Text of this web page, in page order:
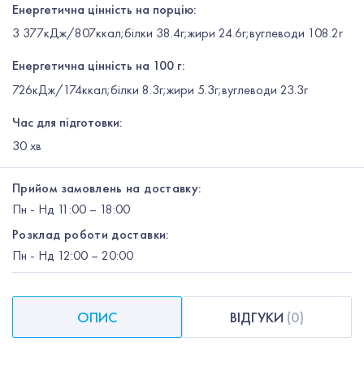
Енергетична цінність на порцію:
3 377кДж/807ккал;білки 38.4г;жири 24.6г;вуглеводи 108.2г
Енергетична цінність на 100 г:
726кДж/174ккал;білки 8.3г;жири 5.3г;вуглеводи 23.3г
Час для підготовки:
30хв
Прийом замовлень на доставку:
Пн - Нд 11:00 – 18:00
Розклад роботи доставки:
Пн - Нд 12:00 – 20:00
ОПИС ВІДГУКИ (0)